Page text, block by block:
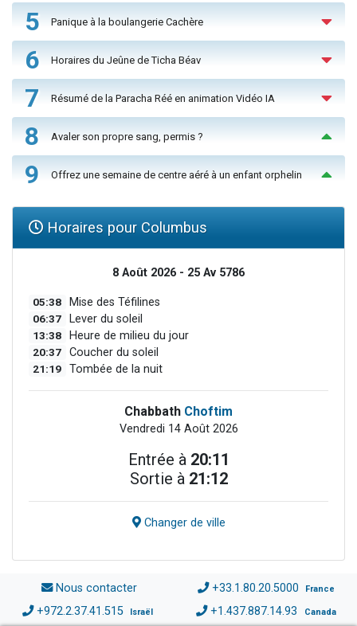
5 Panique à la boulangerie Cachère
6 Horaires du Jeûne de Ticha Béav
7 Résumé de la Paracha Réé en animation Vidéo IA
8 Avaler son propre sang, permis ?
9 Offrez une semaine de centre aéré à un enfant orphelin
Horaires pour Columbus
8 Août 2026 - 25 Av 5786
05:38 Mise des Téfilines
06:37 Lever du soleil
13:38 Heure de milieu du jour
20:37 Coucher du soleil
21:19 Tombée de la nuit
Chabbath Choftim
Vendredi 14 Août 2026
Entrée à 20:11
Sortie à 21:12
Changer de ville
Nous contacter +33.1.80.20.5000 France
+972.2.37.41.515 Israël +1.437.887.14.93 Canada